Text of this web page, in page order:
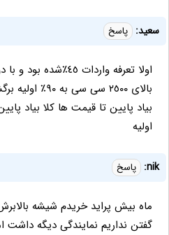
سعيد: پاسخ
اولا تعرفه واردات
بالاى ٢٥٠٠ سى سى
بياد پايين تا قيمت ها كلا بياد
اوليه
nik: پاسخ
ماه بیش پراید خریدم شیشه
گفتن نداریم نمایندگی دیگه داشت